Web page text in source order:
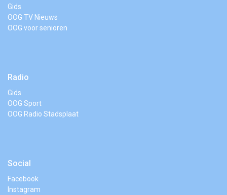
Gids
OOG TV Nieuws
OOG voor senioren
Radio
Gids
OOG Sport
OOG Radio Stadsplaat
Social
Facebook
Instagram